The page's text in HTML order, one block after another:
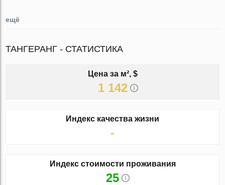
ещё
ТАНГЕРАНГ - СТАТИСТИКА
Цена за м², $
1 142
Индекс качества жизни
-
Индекс стоимости проживания
25